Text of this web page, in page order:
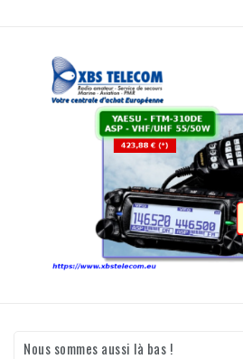
Nous sommes aussi là bas !